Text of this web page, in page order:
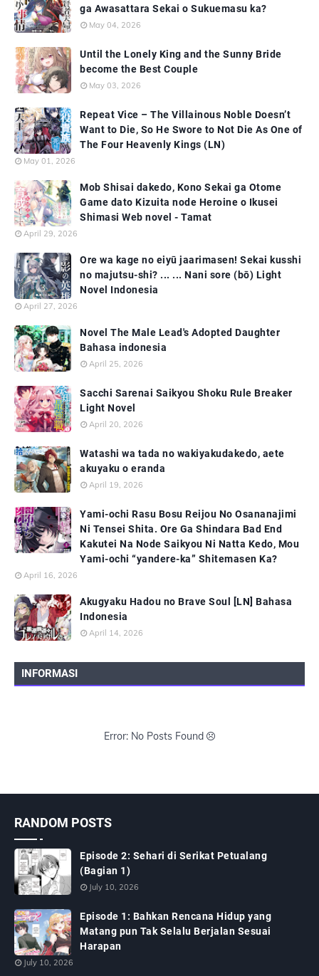
ga Awasattara Sekai o Sukuemasu ka?
May 04, 2026
Until the Lonely King and the Sunny Bride
become the Best Couple
May 03, 2026
Repeat Vice – The Villainous Noble Doesn’t
Want to Die, So He Swore to Not Die As One of
The Four Heavenly Kings (LN)
May 01, 2026
Mob Shisai dakedo, Kono Sekai ga Otome
Game dato Kizuita node Heroine o Ikusei
Shimasi Web novel - Tamat
April 29, 2026
Ore wa kage no eiyū jaarimasen! Sekai kusshi
no majutsu-shi? ... ... Nani sore (bō) Light
Novel Indonesia
April 27, 2026
Novel The Male Lead's Adopted Daughter
Bahasa indonesia
April 25, 2026
Sacchi Sarenai Saikyou Shoku Rule Breaker
Light Novel
April 20, 2026
Watashi wa tada no wakiyakudakedo, aete
akuyaku o eranda
April 19, 2026
Yami-ochi Rasu Bosu Reijou No Osananajimi
Ni Tensei Shita. Ore Ga Shindara Bad End
Kakutei Na Node Saikyou Ni Natta Kedo, Mou
Yami-ochi “yandere-ka” Shitemasen Ka?
April 16, 2026
Akugyaku Hadou no Brave Soul [LN] Bahasa
Indonesia
April 14, 2026
INFORMASI
Error: No Posts Found
RANDOM POSTS
Episode 2: Sehari di Serikat Petualang
(Bagian 1)
July 10, 2026
Episode 1: Bahkan Rencana Hidup yang
Matang pun Tak Selalu Berjalan Sesuai
Harapan
July 10, 2026